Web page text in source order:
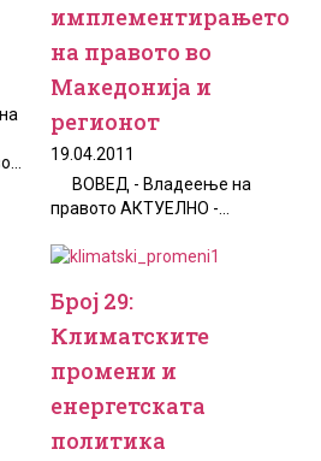
имплементирањето
на правото во
Македонија и
регионот
19.04.2011
ВОВЕД - Владеење на
правото АКТУЕЛНО -...
Број 29:
Климатските
промени и
енергетската
политика